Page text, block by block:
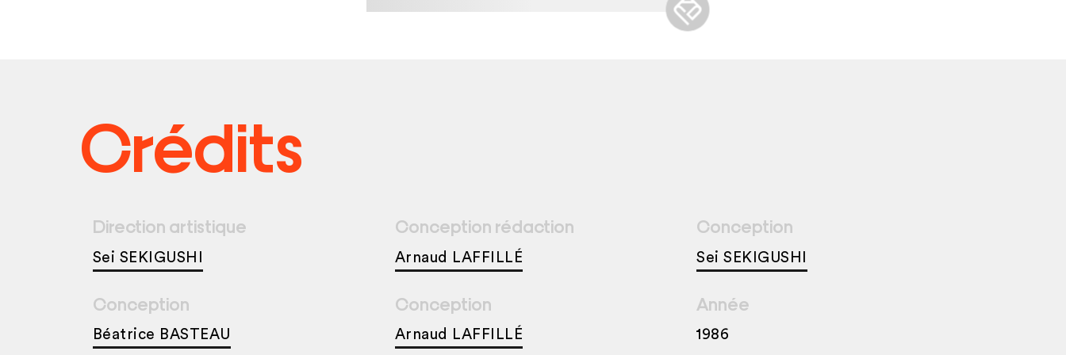
Crédits
Direction artistique
Sei SEKIGUSHI
Conception rédaction
Arnaud LAFFILLÉ
Conception
Sei SEKIGUSHI
Conception
Béatrice BASTEAU
Conception
Arnaud LAFFILLÉ
Année
1986